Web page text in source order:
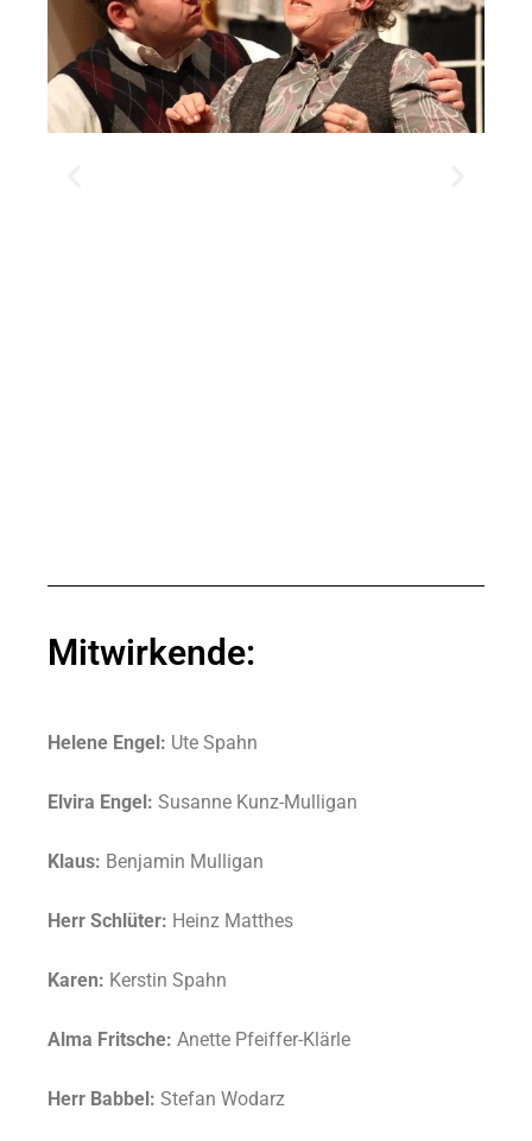
Mitwirkende:
Helene Engel: Ute Spahn
Elvira Engel: Susanne Kunz-Mulligan
Klaus: Benjamin Mulligan
Herr Schlüter: Heinz Matthes
Karen: Kerstin Spahn
Alma Fritsche: Anette Pfeiffer-Klärle
Herr Babbel: Stefan Wodarz